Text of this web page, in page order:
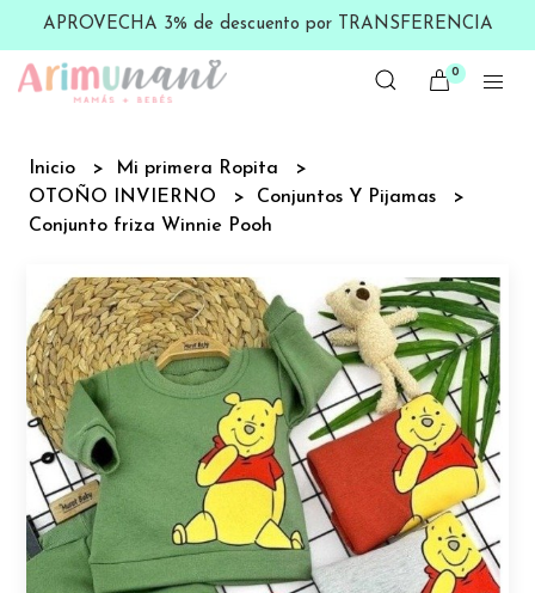
APROVECHA 3% de descuento por TRANSFERENCIA
0
Inicio
Mi primera Ropita
OTOÑO INVIERNO
Conjuntos Y Pijamas
Conjunto friza Winnie Pooh